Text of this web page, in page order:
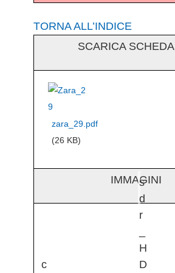
TORNA ALL’INDICE
SCARICA SCHEDA
zara_29.pdf
(26 KB)
IMMAGINI
c
s
d
r
H
D